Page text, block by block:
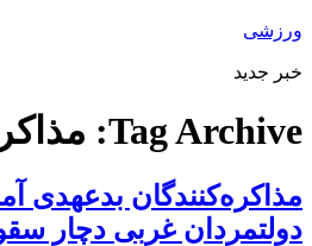
ورزشی
خبر جدید
Tag Archive:
مذاکره‌کنندگان بدعهدی
دولتمردان غربی دچار